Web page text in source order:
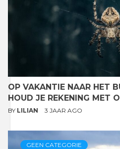
OP VAKANTIE NAAR HET
HOUD JE REKENING MET
BY LILIAN 3 JAAR AGO
GEEN CATEGORIE